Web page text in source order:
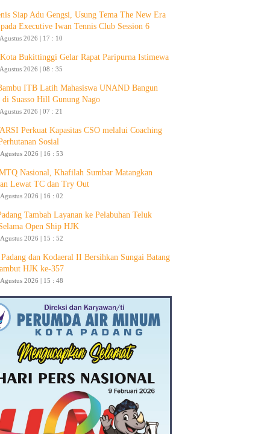
Siap Adu Gengsi, Usung Tema The New Era
Executive Iwan Tennis Club Session 6
2026 | 17 : 10
Bukittinggi Gelar Rapat Paripurna Istimewa
2026 | 08 : 35
ITB Latih Mahasiswa UNAND Bangun
di Suasso Hill Gunung Nago
2026 | 07 : 21
Perkuat Kapasitas CSO melalui Coaching
Sosial
2026 | 16 : 53
Nasional, Khafilah Sumbar Matangkan
Lewat TC dan Try Out
2026 | 16 : 02
Tambah Layanan ke Pelabuhan Teluk
Open Ship HJK
2026 | 15 : 52
dan Kodaeral II Bersihkan Sungai Batang
HJK ke-357
2026 | 15 : 48